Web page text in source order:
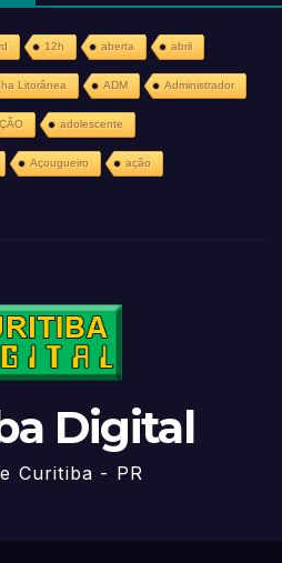
12h aberta abril
Litorânea ADM Administrador
adolescente
Açougueiro ação
Digital
Curitiba - PR